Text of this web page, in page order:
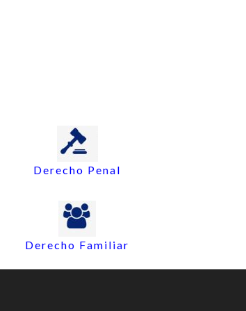
Derecho Penal
Derecho Familiar